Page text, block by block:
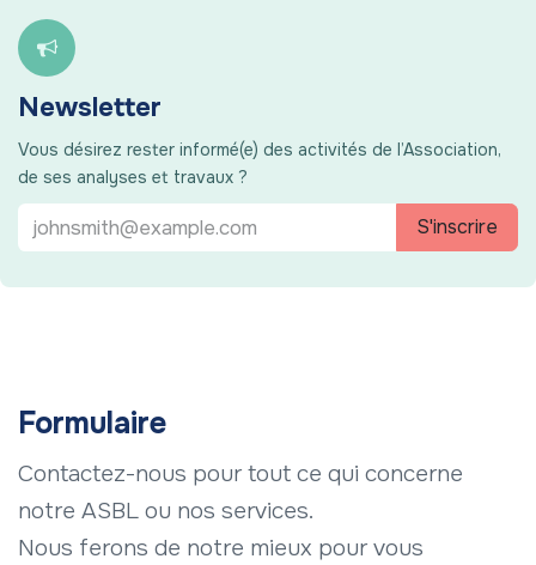
Newsletter
Vous désirez rester informé(e) des activités de l’Association,
de ses analyses et travaux ?
S'inscrire
Formulaire
Contactez-nous pour tout ce qui concerne
notre ASBL ou nos services.
Nous ferons de notre mieux pour vous